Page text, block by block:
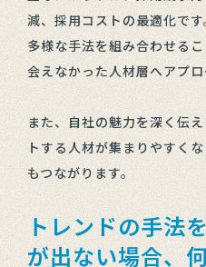
減、採用コストの最適化です
多様な手法を組み合わせる
会えなかった人材層へアプロ
また、自社の魅力を深く伝
トする人材が集まりやすく
もつながります。
トレンドの手法
が出ない場合、